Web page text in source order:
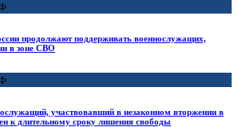
продолжают поддерживать военнослужащих,
в зоне СВО
участвовавший в незаконном вторжении в
к длительному сроку лишения свободы